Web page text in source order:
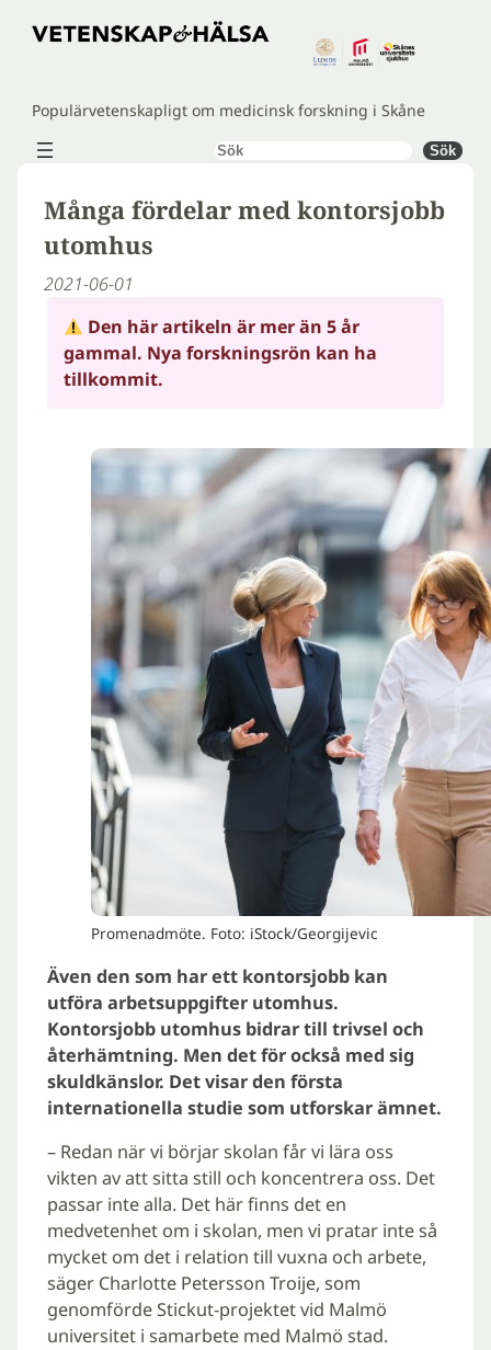
Hoppa
Populärvetenskapligt om medicinsk forskning i Skåne
Sök Sök
Många fördelar med kontorsjobb
utomhus
2021-06-01
Den här artikeln är mer än 5 år
gammal. Nya forskningsrön kan ha
tillkommit.
Promenadmöte. Foto: iStock/Georgijevic
Även den som har ett kontorsjobb kan
utföra arbetsuppgifter utomhus.
Kontorsjobb utomhus bidrar till trivsel och
återhämtning. Men det för också med sig
skuldkänslor. Det visar den första
internationella studie som utforskar ämnet.
– Redan när vi börjar skolan får vi lära oss
vikten av att sitta still och koncentrera oss. Det
passar inte alla. Det här finns det en
medvetenhet om i skolan, men vi pratar inte så
mycket om det i relation till vuxna och arbete,
säger Charlotte Petersson Troije, som
genomförde Stickut-projektet vid Malmö
universitet i samarbete med Malmö stad.